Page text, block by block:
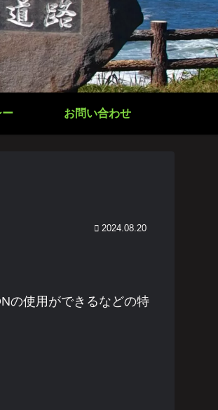
ー お問い合わせ
2024.08.20
の使用ができるなどの特